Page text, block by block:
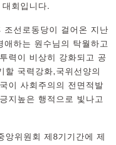
회입니다.
조선로동당이 걸어온 지난
하는 원수님의 탁월하고
력이 비상히 강화되고 공
할 국력강화,국위선양의
이 사회주의의 전면적발
지높은 행적으로 빛나고
앙위원회 제8기기간에 제